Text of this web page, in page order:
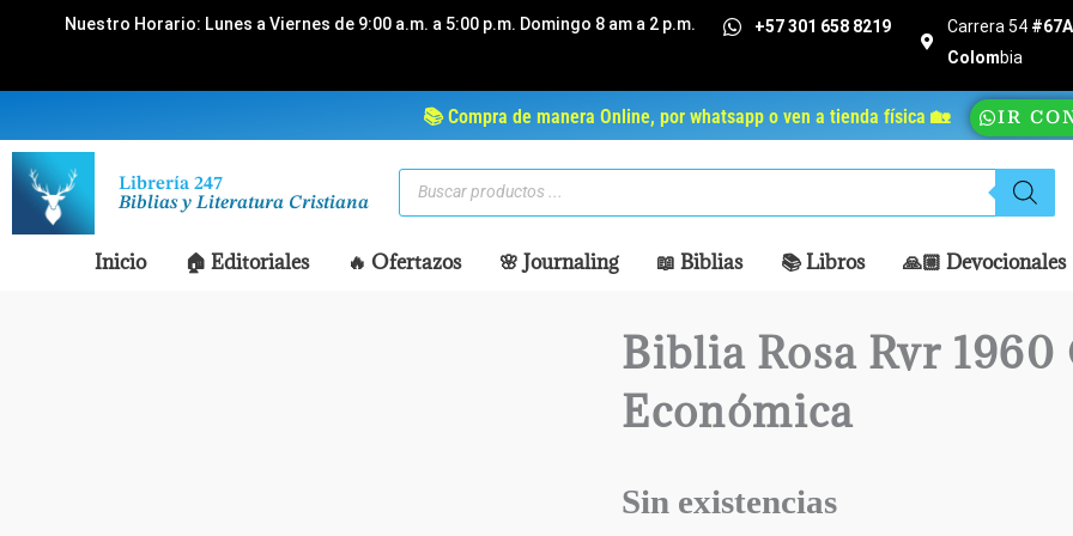
Nuestro Horario: Lunes a Viernes de 9:00 a.m. a 5:00 p.m. Domingo 8 am a 2 p.m. +57 301 658 8219 Carrera 54
Colombia
📚 Compra de manera Online, por whatsapp o ven a tienda física 🏡 IR
Librería 247
Biblias y Literatura Cristiana
Búsqueda
productos
Inicio 🏠 Editoriales 🔥 Ofertazos 🌸 Journaling 📖 Biblias 📚 Libros 🙏🏼 Devocionales
Biblia Rosa Rvr 1960
Económica
Sin existencias